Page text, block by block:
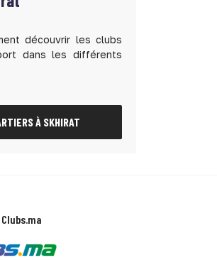
découvrir les clubs
dans les différents
À SKHIRAT